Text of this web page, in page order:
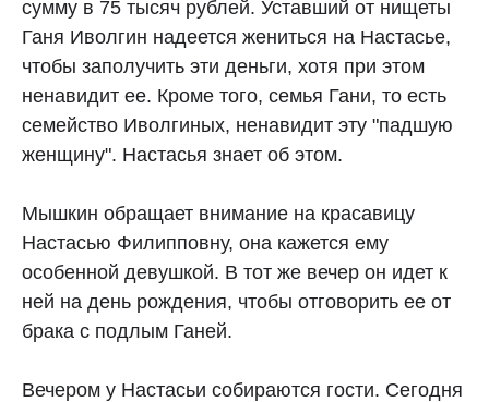
сумму в 75 тысяч рублей. Уставший от нищеты
Ганя Иволгин надеется жениться на Настасье,
чтобы заполучить эти деньги, хотя при этом
ненавидит ее. Кроме того, семья Гани, то есть
семейство Иволгиных, ненавидит эту "падшую
женщину". Настасья знает об этом.
Мышкин обращает внимание на красавицу
Настасью Филипповну, она кажется ему
особенной девушкой. В тот же вечер он идет к
ней на день рождения, чтобы отговорить ее от
брака с подлым Ганей.
Вечером у Настасьи собираются гости. Сегодня